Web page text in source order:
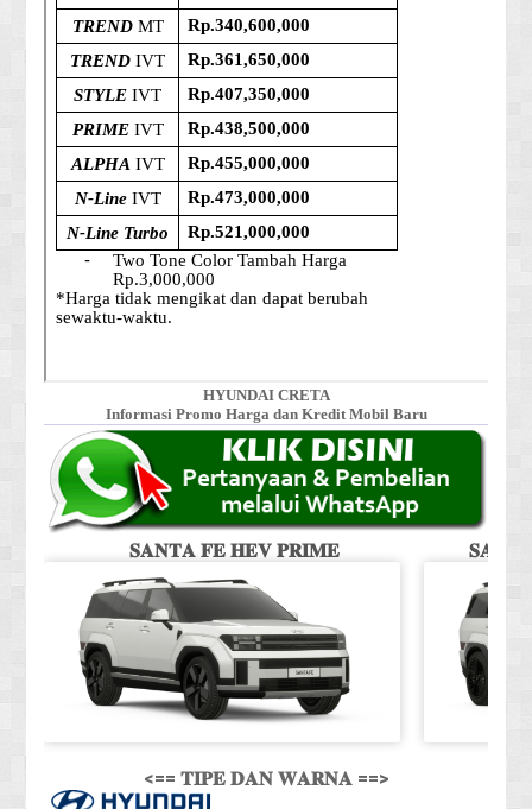
HYUNDAI CRETA
Informasi Promo Harga dan Kredit Mobil Baru
𝐒𝐀𝐍𝐓𝐀 𝐅𝐄 𝐇𝐄𝐕 𝐏𝐑𝐈𝐌𝐄
<== 𝐓𝐈𝐏𝐄 𝐃𝐀𝐍 𝐖𝐀𝐑𝐍𝐀 ==>